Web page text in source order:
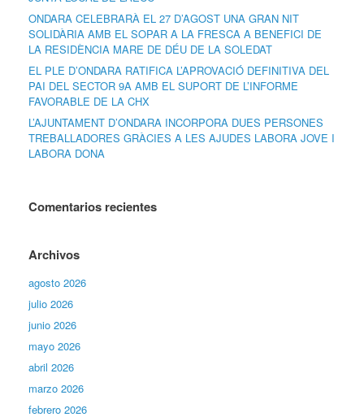
ONDARA CELEBRARÀ EL 27 D’AGOST UNA GRAN NIT
SOLIDÀRIA AMB EL SOPAR A LA FRESCA A BENEFICI DE
LA RESIDÈNCIA MARE DE DÉU DE LA SOLEDAT
EL PLE D’ONDARA RATIFICA L’APROVACIÓ DEFINITIVA DEL
PAI DEL SECTOR 9A AMB EL SUPORT DE L’INFORME
FAVORABLE DE LA CHX
L’AJUNTAMENT D’ONDARA INCORPORA DUES PERSONES
TREBALLADORES GRÀCIES A LES AJUDES LABORA JOVE I
LABORA DONA
Comentarios recientes
Archivos
agosto 2026
julio 2026
junio 2026
mayo 2026
abril 2026
marzo 2026
febrero 2026